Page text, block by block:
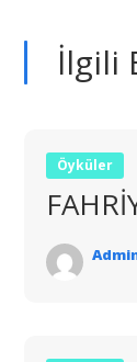
İlgili
Öyküler